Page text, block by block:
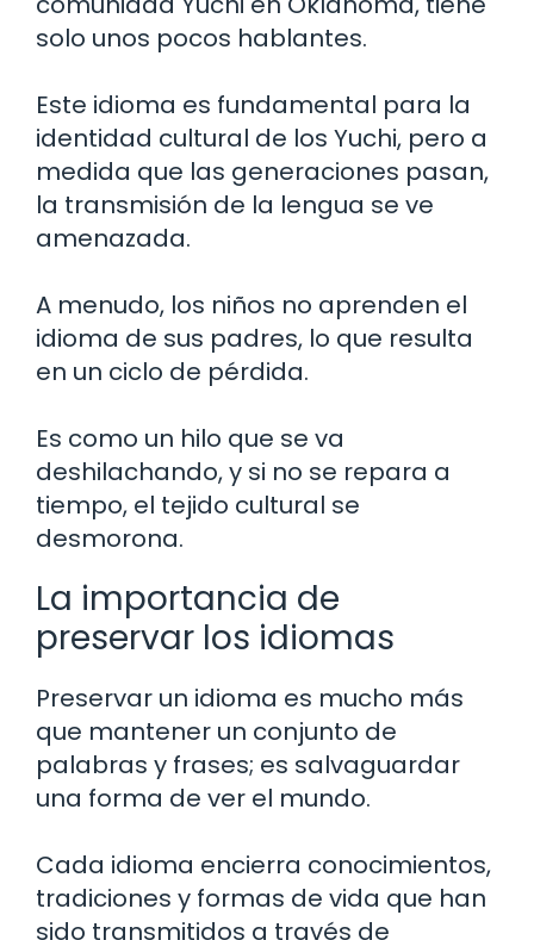
solo unos pocos hablantes.
Este idioma es fundamental para la
identidad cultural de los Yuchi, pero a
medida que las generaciones pasan,
la transmisión de la lengua se ve
amenazada.
A menudo, los niños no aprenden el
idioma de sus padres, lo que resulta
en un ciclo de pérdida.
Es como un hilo que se va
deshilachando, y si no se repara a
tiempo, el tejido cultural se
desmorona.
La importancia de
preservar los idiomas
Preservar un idioma es mucho más
que mantener un conjunto de
palabras y frases; es salvaguardar
una forma de ver el mundo.
Cada idioma encierra conocimientos,
tradiciones y formas de vida que han
sido transmitidos a través de